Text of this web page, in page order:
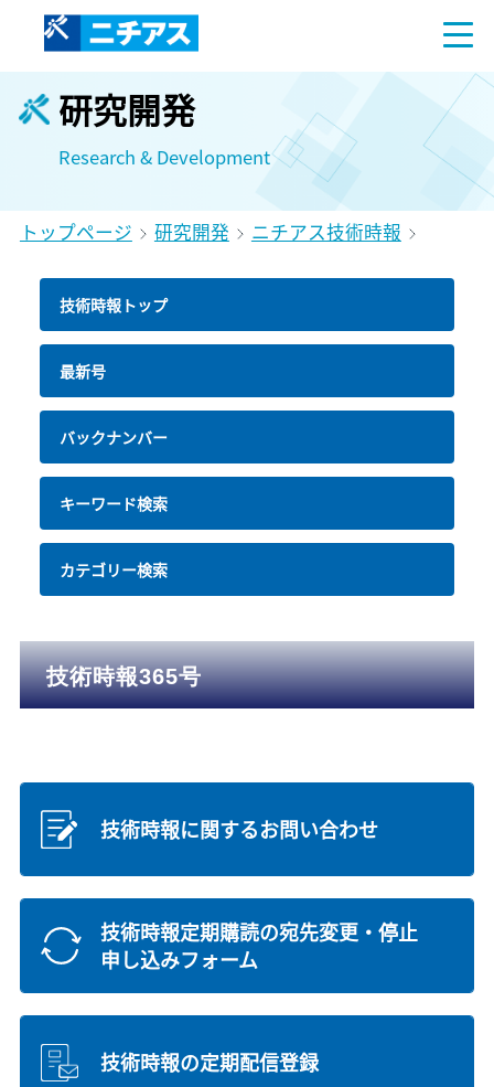
研究開発
Research & Development
トップページ 研究開発 ニチアス技術時報
技術時報トップ
最新号
バックナンバー
キーワード検索
カテゴリー検索
技術時報365号
技術時報に関するお問い合わせ
技術時報定期購読の宛先変更・停止
申し込みフォーム
技術時報の定期配信登録